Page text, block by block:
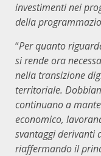
investimenti nei
della
“Per quanto
si rende ora
nella transizione
territoriale.
continuano a
economico,
svantaggi derivanti
riaffermando il